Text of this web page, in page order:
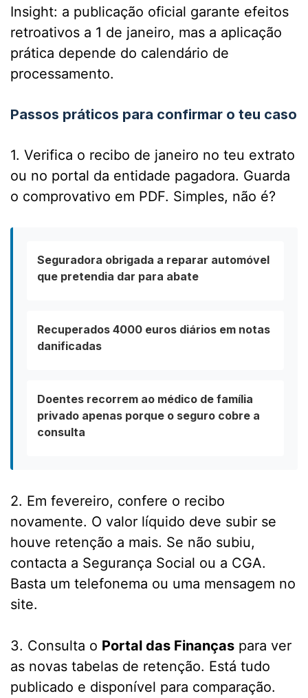
Insight: a publicação oficial garante efeitos
retroativos a 1 de janeiro, mas a aplicação
prática depende do calendário de
processamento.
Passos práticos para confirmar o teu caso
1. Verifica o recibo de janeiro no teu extrato
ou no portal da entidade pagadora. Guarda
o comprovativo em PDF. Simples, não é?
Seguradora obrigada a reparar automóvel
que pretendia dar para abate
Recuperados 4000 euros diários em notas
danificadas
Doentes recorrem ao médico de família
privado apenas porque o seguro cobre a
consulta
2. Em fevereiro, confere o recibo
novamente. O valor líquido deve subir se
houve retenção a mais. Se não subiu,
contacta a Segurança Social ou a CGA.
Basta um telefonema ou uma mensagem no
site.
3. Consulta o Portal das Finanças para ver
as novas tabelas de retenção. Está tudo
publicado e disponível para comparação.